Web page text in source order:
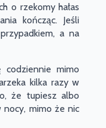
o rzekomy hałas
kończąc. Jeśli
a na
codziennie mimo
kilka razy w
że tupiesz albo
nocy, mimo że nic